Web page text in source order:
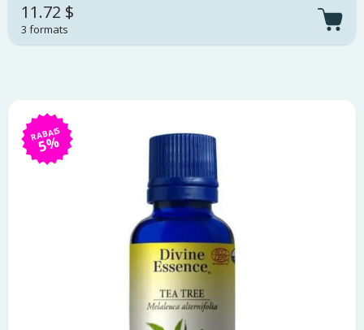
11.72 $
3 formats
RABAIS
5%